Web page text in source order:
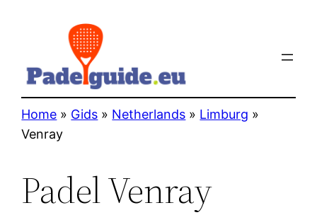
Home » Gids » Netherlands » Limburg »
Venray
Padel Venray